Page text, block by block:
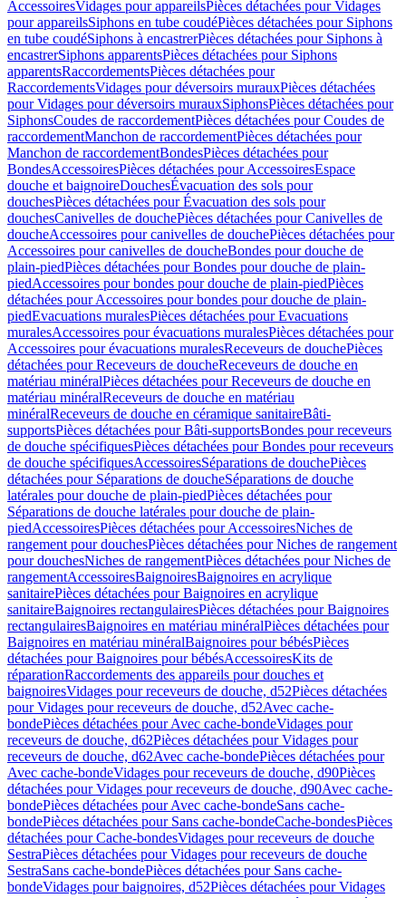
AccessoiresVidages pour appareilsPièces détachées pour Vidages
pour appareilsSiphons en tube coudéPièces détachées pour Siphons
en tube coudéSiphons à encastrerPièces détachées pour Siphons à
encastrerSiphons apparentsPièces détachées pour Siphons
apparentsRaccordementsPièces détachées pour
RaccordementsVidages pour déversoirs murauxPièces détachées
pour Vidages pour déversoirs murauxSiphonsPièces détachées pour
SiphonsCoudes de raccordementPièces détachées pour Coudes de
raccordementManchon de raccordementPièces détachées pour
Manchon de raccordementBondesPièces détachées pour
BondesAccessoiresPièces détachées pour AccessoiresEspace
douche et baignoireDouchesÉvacuation des sols pour
douchesPièces détachées pour Évacuation des sols pour
douchesCanivelles de douchePièces détachées pour Canivelles de
doucheAccessoires pour canivelles de douchePièces détachées pour
Accessoires pour canivelles de doucheBondes pour douche de
plain-piedPièces détachées pour Bondes pour douche de plain-
piedAccessoires pour bondes pour douche de plain-piedPièces
détachées pour Accessoires pour bondes pour douche de plain-
piedEvacuations muralesPièces détachées pour Evacuations
muralesAccessoires pour évacuations muralesPièces détachées pour
Accessoires pour évacuations muralesReceveurs de douchePièces
détachées pour Receveurs de doucheReceveurs de douche en
matériau minéralPièces détachées pour Receveurs de douche en
matériau minéralReceveurs de douche en matériau
minéralReceveurs de douche en céramique sanitaireBâti-
supportsPièces détachées pour Bâti-supportsBondes pour receveurs
de douche spécifiquesPièces détachées pour Bondes pour receveurs
de douche spécifiquesAccessoiresSéparations de douchePièces
détachées pour Séparations de doucheSéparations de douche
latérales pour douche de plain-piedPièces détachées pour
Séparations de douche latérales pour douche de plain-
piedAccessoiresPièces détachées pour AccessoiresNiches de
rangement pour douchesPièces détachées pour Niches de rangement
pour douchesNiches de rangementPièces détachées pour Niches de
rangementAccessoiresBaignoiresBaignoires en acrylique
sanitairePièces détachées pour Baignoires en acrylique
sanitaireBaignoires rectangulairesPièces détachées pour Baignoires
rectangulairesBaignoires en matériau minéralPièces détachées pour
Baignoires en matériau minéralBaignoires pour bébésPièces
détachées pour Baignoires pour bébésAccessoiresKits de
réparationRaccordements des appareils pour douches et
baignoiresVidages pour receveurs de douche, d52Pièces détachées
pour Vidages pour receveurs de douche, d52Avec cache-
bondePièces détachées pour Avec cache-bondeVidages pour
receveurs de douche, d62Pièces détachées pour Vidages pour
receveurs de douche, d62Avec cache-bondePièces détachées pour
Avec cache-bondeVidages pour receveurs de douche, d90Pièces
détachées pour Vidages pour receveurs de douche, d90Avec cache-
bondePièces détachées pour Avec cache-bondeSans cache-
bondePièces détachées pour Sans cache-bondeCache-bondesPièces
détachées pour Cache-bondesVidages pour receveurs de douche
SestraPièces détachées pour Vidages pour receveurs de douche
SestraSans cache-bondePièces détachées pour Sans cache-
bondeVidages pour baignoires, d52Pièces détachées pour Vidages